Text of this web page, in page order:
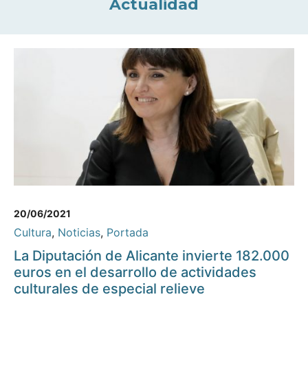
Actualidad
20/06/2021
Cultura, Noticias, Portada
La Diputación de Alicante invierte 182.000
euros en el desarrollo de actividades
culturales de especial relieve